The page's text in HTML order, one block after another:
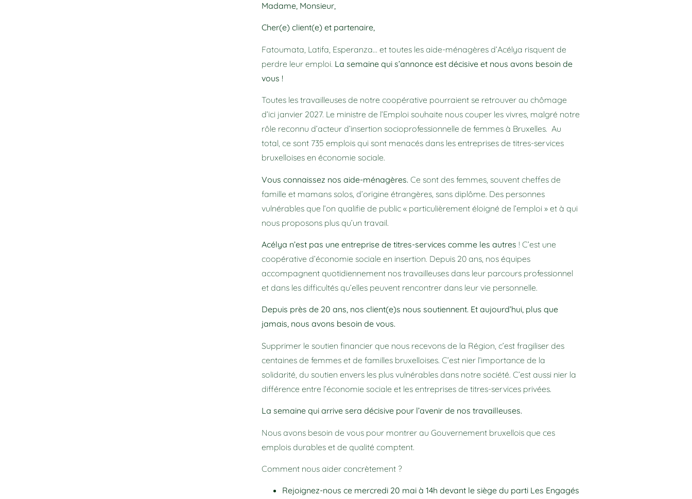
Madame, Monsieur,
Cher(e) client(e) et partenaire,
Fatoumata, Latifa, Esperanza… et toutes les aide-ménagères d’Acélya risquent de
perdre leur emploi. La semaine qui s’annonce est décisive et nous avons besoin de
vous !
Toutes les travailleuses de notre coopérative pourraient se retrouver au chômage
d’ici janvier 2027. Le ministre de l’Emploi souhaite nous couper les vivres, malgré notre
rôle reconnu d’acteur d’insertion socioprofessionnelle de femmes à Bruxelles. Au
total, ce sont 735 emplois qui sont menacés dans les entreprises de titres-services
bruxelloises en économie sociale.
Vous connaissez nos aide-ménagères. Ce sont des femmes, souvent cheffes de
famille et mamans solos, d’origine étrangères, sans diplôme. Des personnes
vulnérables que l’on qualifie de public « particulièrement éloigné de l’emploi » et à qui
nous proposons plus qu’un travail.
Acélya n’est pas une entreprise de titres-services comme les autres ! C’est une
coopérative d’économie sociale en insertion. Depuis 20 ans, nos équipes
accompagnent quotidiennement nos travailleuses dans leur parcours professionnel
et dans les difficultés qu’elles peuvent rencontrer dans leur vie personnelle.
Depuis près de 20 ans, nos client(e)s nous soutiennent. Et aujourd’hui, plus que
jamais, nous avons besoin de vous.
Supprimer le soutien financier que nous recevons de la Région, c’est fragiliser des
centaines de femmes et de familles bruxelloises. C’est nier l’importance de la
solidarité, du soutien envers les plus vulnérables dans notre société. C’est aussi nier la
différence entre l’économie sociale et les entreprises de titres-services privées.
La semaine qui arrive sera décisive pour l’avenir de nos travailleuses.
Nous avons besoin de vous pour montrer au Gouvernement bruxellois que ces
emplois durables et de qualité comptent.
Comment nous aider concrètement ?
Rejoignez-nous ce mercredi 20 mai à 14h devant le siège du parti Les Engagés